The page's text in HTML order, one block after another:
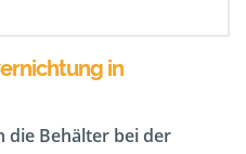
in
die Behälter bei der